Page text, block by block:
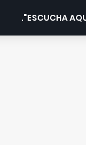
ESCUCHA